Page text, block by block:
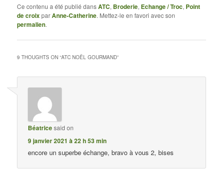
Ce contenu a été publié dansATC, Broderie, Echange / Troc, Point
de croixparAnne-Catherine. Mettez-le en favori avec son
permalien.
9 THOUGHTS ON “ATC NOËL GOURMAND”
Béatricesaid on
9 janvier 2021 à 22 h 53 min
encore un superbe échange, bravo à vous 2, bises